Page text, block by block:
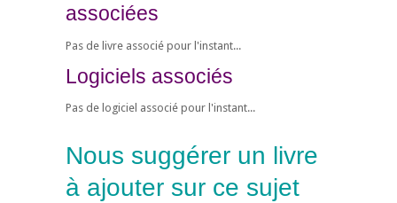
associées
Pas de livre associé pour l'instant...
Logiciels associés
Pas de logiciel associé pour l'instant...
Nous suggérer un livre
à ajouter sur ce sujet